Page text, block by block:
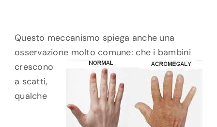
Questo meccanismo spiega anche una
osservazione molto comune: che i bambini
crescono
a scatti,
qualche